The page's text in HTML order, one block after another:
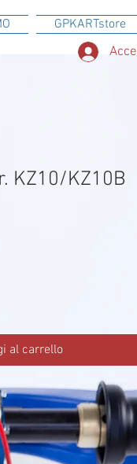
GPKARTstore
KZ10/KZ10B
al carrello